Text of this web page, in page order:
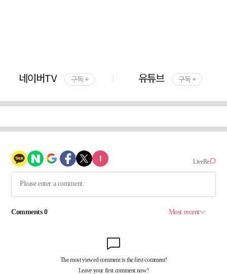
네이버TV 구독 + 유튜브 구독 +